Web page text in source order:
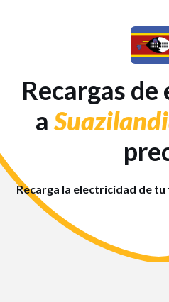
Recargas
a
Recarga la electricidad de